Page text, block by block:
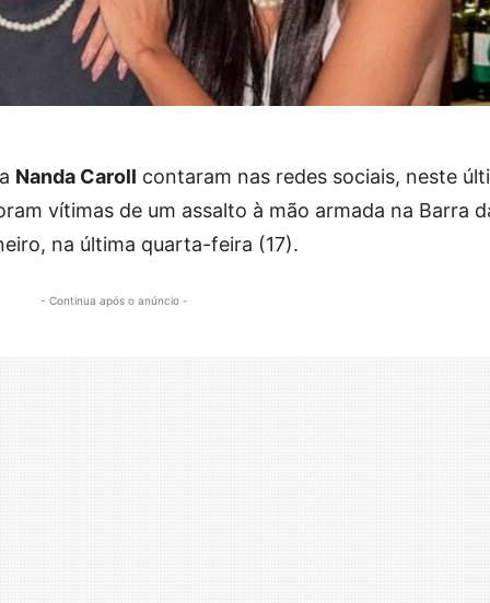
Nanda Caroll contaram nas redes sociais, neste
vítimas de um assalto à mão armada na Barra
na última quarta-feira (17).
- Continua após o anúncio -